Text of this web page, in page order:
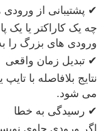
✔ پشتیبانی از
چه یک کاراکتر یا یک
ورودی های بزرگ را
✔ تبدیل زمان واقعی
نتایج بلافاصله با
می شود.
✔ رسیدگی به خطا